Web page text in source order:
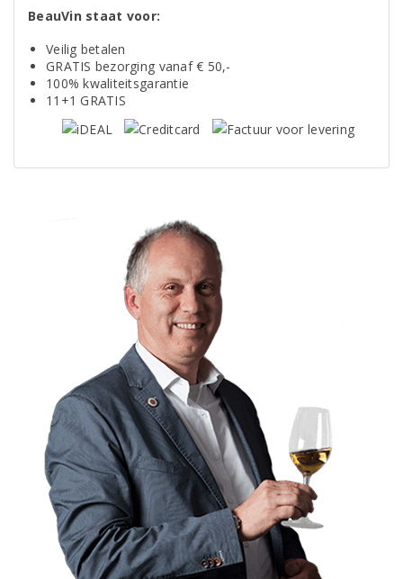
BeauVin staat voor:
Veilig betalen
GRATIS bezorging vanaf € 50,-
100% kwaliteitsgarantie
11+1 GRATIS